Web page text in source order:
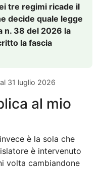
tre regimi ricade il
decide quale legge
n. 38 del 2026 la
la fascia
31 luglio 2026
al mio
è la sola che
è intervenuto
volta cambiandone